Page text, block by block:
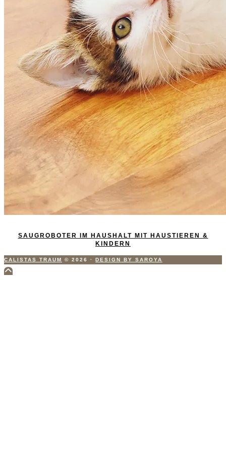
SAUGROBOTER IM HAUSHALT MIT HAUSTIEREN &
KINDERN
CALISTAS TRAUM © 2026 · DESIGN BY SAROYA
Scroll